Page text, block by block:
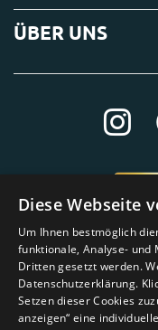
ÜBER UNS
Diese Webseite
Um Ihnen bestmöglich
funktionale, Analyse- und
Dritten gesetzt werden.
Datenschutzerklärung.
Setzen dieser Cookies
anzeigen“ eine